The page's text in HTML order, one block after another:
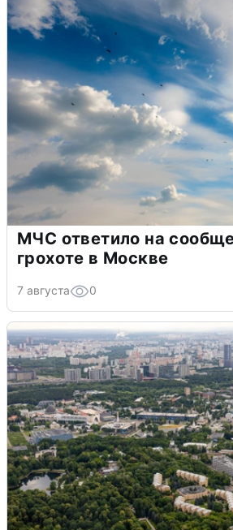
МЧС ответило на
грохоте в Москве
7 августа 0